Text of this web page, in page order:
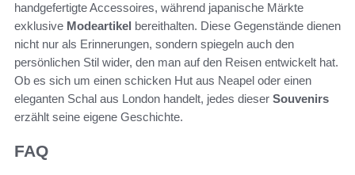
handgefertigte Accessoires, während japanische Märkte
exklusive Modeartikel bereithalten. Diese Gegenstände dienen
nicht nur als Erinnerungen, sondern spiegeln auch den
persönlichen Stil wider, den man auf den Reisen entwickelt hat.
Ob es sich um einen schicken Hut aus Neapel oder einen
eleganten Schal aus London handelt, jedes dieser Souvenirs
erzählt seine eigene Geschichte.
FAQ